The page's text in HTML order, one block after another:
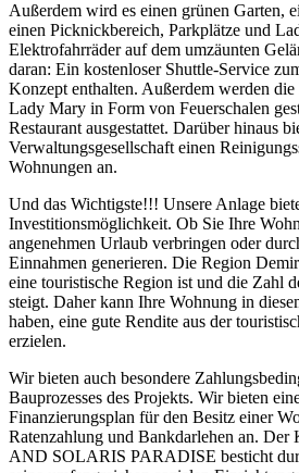
Außerdem wird es einen grünen Garten,
einen Picknickbereich, Parkplätze und
Elektrofahrräder auf dem umzäunten
daran: Ein kostenloser Shuttle-Service
Konzept enthalten. Außerdem werden
Lady Mary in Form von Feuerschalen
Restaurant ausgestattet. Darüber hinaus
Verwaltungsgesellschaft einen
Wohnungen an.
Und das Wichtigste!!! Unsere Anlage
Investitionsmöglichkeit. Ob Sie Ihre
angenehmen Urlaub verbringen oder
Einnahmen generieren. Die Region
eine touristische Region ist und die Zahl
steigt. Daher kann Ihre Wohnung in
haben, eine gute Rendite aus der
erzielen.
Wir bieten auch besondere
Bauprozesses des Projekts. Wir bieten
Finanzierungsplan für den Besitz einer
Ratenzahlung und Bankdarlehen an.
AND SOLARIS PARADISE besticht